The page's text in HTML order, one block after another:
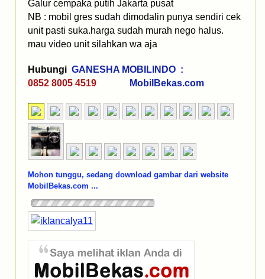
Galur cempaka putih Jakarta pusat
NB : mobil gres sudah dimodalin punya sendiri cek
unit pasti suka.harga sudah murah nego halus.
mau video unit silahkan wa aja
Hubungi GANESHA MOBILINDO :
0852 8005 4519
MobilBekas.com
Mohon tunggu, sedang download gambar dari website
MobilBekas.com ...